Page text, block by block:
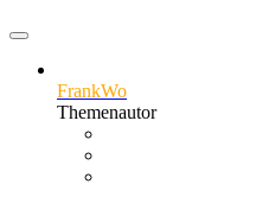
FrankWo
Themenautor